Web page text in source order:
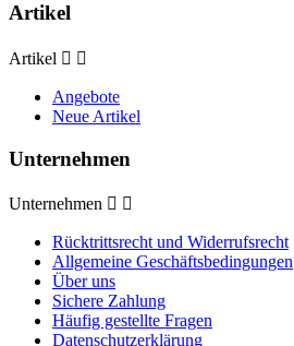
Artikel
Artikel  
Angebote
Neue Artikel
Unternehmen
Unternehmen  
Rücktrittsrecht und Widerrufsrecht
Allgemeine Geschäftsbedingungen
Über uns
Sichere Zahlung
Häufig gestellte Fragen
Datenschutzerklärung